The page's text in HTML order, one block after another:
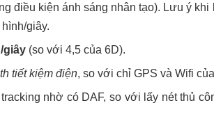
điều kiện ánh sáng nhân tạo). Lưu ý khi
giây.
giây (so với 4,5 của 6D).
tiết kiệm điện, so với chỉ GPS và Wifi
nhờ có DAF, so với lấy nét thủ